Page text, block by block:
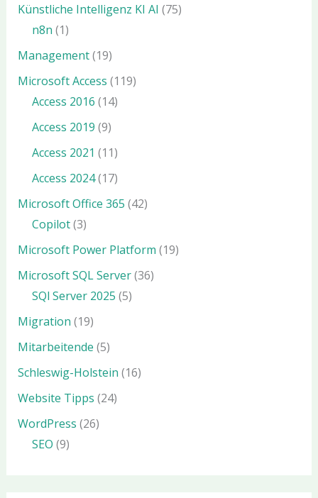
Künstliche Intelligenz KI AI (75)
n8n (1)
Management(19)
Microsoft Access (119)
Access 2016 (14)
Access 2019 (9)
Access 2021 (11)
Access 2024(17)
Microsoft Office 365 (42)
Copilot(3)
Microsoft Power Platform (19)
Microsoft SQL Server(36)
SQl Server 2025 (5)
Migration (19)
Mitarbeitende (5)
Schleswig-Holstein (16)
Website Tipps (24)
WordPress (26)
SEO (9)